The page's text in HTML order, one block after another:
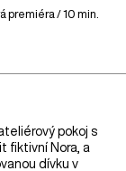
premiéra / 10 min.
pokoj s
fiktivní Nora, a
dívku v